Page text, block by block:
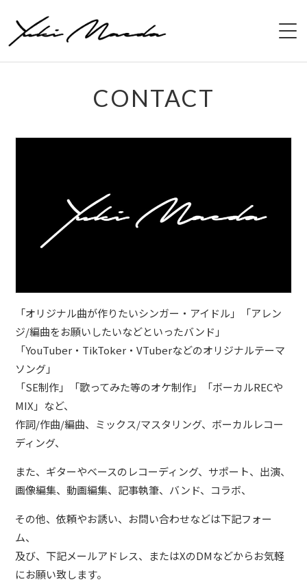
DISCOGRAPHY
OTHER/PHOTO
依頼/CONTACT
CONTACT
「オリジナル曲が作りたいシンガー・アイドル」「アレン
ジ/編曲をお願いしたいなどといったバンド」
「YouTuber・TikToker・VTuberなどのオリジナルテーマ
ソング」
「SE制作」「歌ってみた等のオケ制作」「ボーカルRECや
MIX」など、
作詞/作曲/編曲、ミックス/マスタリング、ボーカルレコー
ディング、
また、ギターやベースのレコーディング、サポート、出演、
画像編集、動画編集、記事執筆、バンド、コラボ、
その他、依頼やお誘い、お問い合わせなどは下記フォー
ム、
及び、下記メールアドレス、またはXのDMなどからお気軽
にお願い致します。